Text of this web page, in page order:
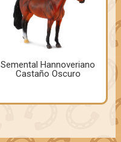
Semental Hannoveriano
Castaño Oscuro